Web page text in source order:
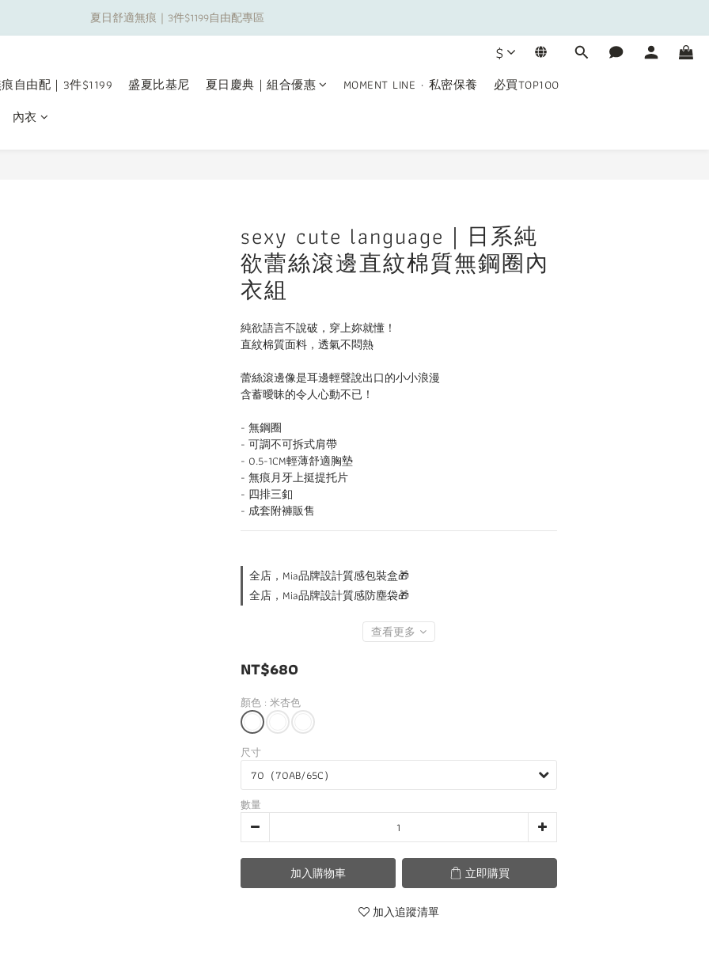
夏日舒適無痕｜3件$1199自由配專區
夏日舒適無痕｜3件$1199自由配專區
夏日舒適無痕｜3件$1199自由配專區
$
自由配｜3件$1199 盛夏比基尼 夏日慶典｜組合優惠 MOMENT LINE · 私密保養
必買TOP100
內衣
sexy cute language｜日系純
欲蕾絲滾邊直紋棉質無鋼圈內
衣組
純欲語言不說破，穿上妳就懂！
直紋棉質面料，透氣不悶熱
蕾絲滾邊像是耳邊輕聲說出口的小小浪漫
含蓄曖昧的令人心動不已！
- 無鋼圈
- 可調不可拆式肩帶
- 0.5-1CM輕薄舒適胸墊
- 無痕月牙上挺提托片
- 四排三釦
- 成套附褲販售
全店，Mia品牌設計質感包裝盒🎁
全店，Mia品牌設計質感防塵袋🎁
查看更多
NT$680
顏色 : 米杏色
尺寸
數量
加入購物車 立即購買
加入追蹤清單